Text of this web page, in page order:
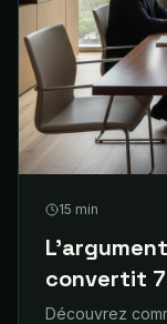
15 min
convertit 7
Découvrez